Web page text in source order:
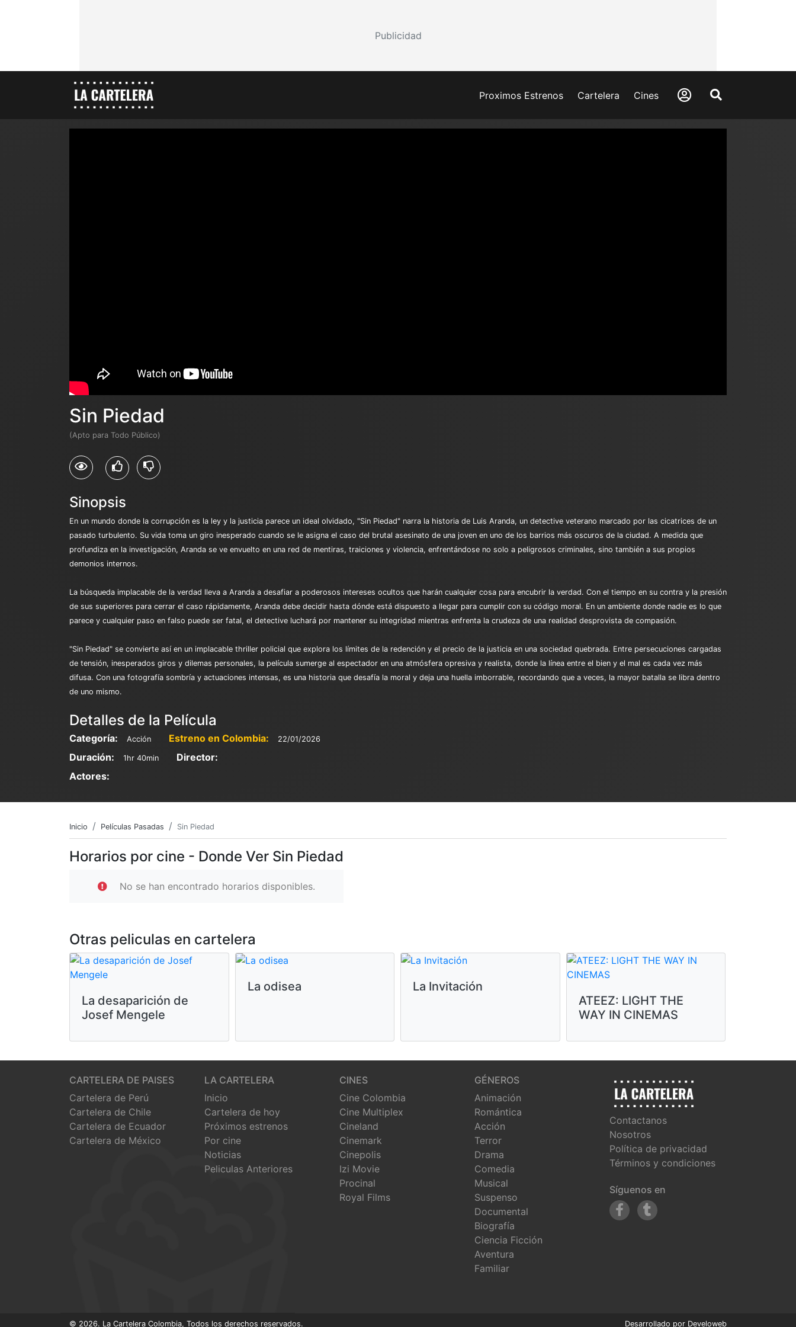
Publicidad
Proximos Estrenos Cartelera Cines
Sin Piedad
(Apto para Todo Público)
Sinopsis
En un mundo donde la corrupción es la ley y la justicia parece un ideal olvidado, "Sin Piedad" narra la historia de Luis Aranda, un detective veterano marcado por las cicatrices de un
pasado turbulento. Su vida toma un giro inesperado cuando se le asigna el caso del brutal asesinato de una joven en uno de los barrios más oscuros de la ciudad. A medida que
profundiza en la investigación, Aranda se ve envuelto en una red de mentiras, traiciones y violencia, enfrentándose no solo a peligrosos criminales, sino también a sus propios
demonios internos.
La búsqueda implacable de la verdad lleva a Aranda a desafiar a poderosos intereses ocultos que harán cualquier cosa para encubrir la verdad. Con el tiempo en su contra y la presión
de sus superiores para cerrar el caso rápidamente, Aranda debe decidir hasta dónde está dispuesto a llegar para cumplir con su código moral. En un ambiente donde nadie es lo que
parece y cualquier paso en falso puede ser fatal, el detective luchará por mantener su integridad mientras enfrenta la crudeza de una realidad desprovista de compasión.
"Sin Piedad" se convierte así en un implacable thriller policial que explora los límites de la redención y el precio de la justicia en una sociedad quebrada. Entre persecuciones cargadas
de tensión, inesperados giros y dilemas personales, la película sumerge al espectador en una atmósfera opresiva y realista, donde la línea entre el bien y el mal es cada vez más
difusa. Con una fotografía sombría y actuaciones intensas, es una historia que desafía la moral y deja una huella imborrable, recordando que a veces, la mayor batalla se libra dentro
de uno mismo.
Detalles de la Película
Categoría: Acción Estreno en Colombia: 22/01/2026
Duración: 1hr 40min
Director:
Actores:
Inicio Películas Pasadas Sin Piedad
Horarios por cine - Donde Ver Sin Piedad
No se han encontrado horarios disponibles.
Otras peliculas en cartelera
La desaparición de
Josef Mengele
La odisea
La Invitación
ATEEZ: LIGHT THE
WAY IN CINEMAS
CARTELERA DE PAISES
Cartelera de Perú
Cartelera de Chile
Cartelera de Ecuador
Cartelera de México
LA CARTELERA
Inicio
Cartelera de hoy
Próximos estrenos
Por cine
Noticias
Peliculas Anteriores
CINES
Cine Colombia
Cine Multiplex
Cineland
Cinemark
Cinepolis
Izi Movie
Procinal
Royal Films
GÉNEROS
Animación
Romántica
Acción
Terror
Drama
Comedia
Musical
Suspenso
Documental
Biografía
Ciencia Ficción
Aventura
Familiar
Contactanos
Nosotros
Política de privacidad
Términos y condiciones
Síguenos en
© 2026. La Cartelera Colombia, Todos los derechos reservados. Desarrollado por Develoweb